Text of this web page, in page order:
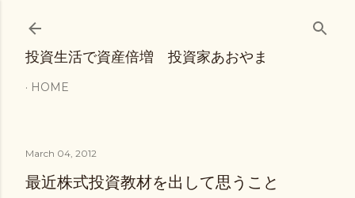
投資生活で資産倍増 投資家あおやま
HOME
March 04, 2012
最近株式投資教材を出して思うこと